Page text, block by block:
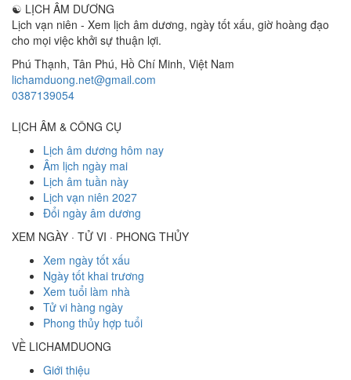
☯ LỊCH ÂM DƯƠNG
Lịch vạn niên - Xem lịch âm dương, ngày tốt xấu, giờ hoàng đạo
cho mọi việc khởi sự thuận lợi.
Phú Thạnh, Tân Phú, Hồ Chí Minh, Việt Nam
lichamduong.net@gmail.com
0387139054
LỊCH ÂM & CÔNG CỤ
Lịch âm dương hôm nay
Âm lịch ngày mai
Lịch âm tuần này
Lịch vạn niên 2027
Đổi ngày âm dương
XEM NGÀY · TỬ VI · PHONG THỦY
Xem ngày tốt xấu
Ngày tốt khai trương
Xem tuổi làm nhà
Tử vi hàng ngày
Phong thủy hợp tuổi
VỀ LICHAMDUONG
Giới thiệu